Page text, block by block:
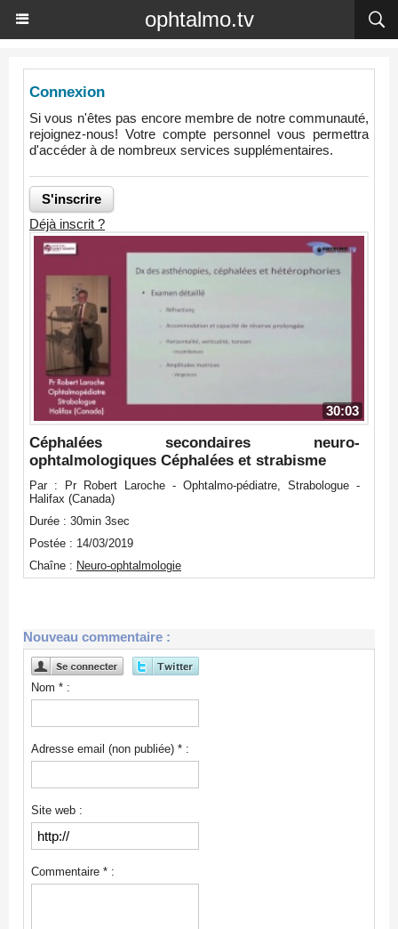
ophtalmo.tv
Connexion
Si vous n'êtes pas encore membre de notre communauté,
rejoignez-nous! Votre compte personnel vous permettra
d'accéder à de nombreux services supplémentaires.
Déjà inscrit ?
30:03
Céphalées secondaires neuro-
ophtalmologiques Céphalées et strabisme
Par : Pr Robert Laroche - Ophtalmo-pédiatre, Strabologue -
Halifax (Canada)
Durée : 30min 3sec
Postée : 14/03/2019
Chaîne : Neuro-ophtalmologie
Nouveau commentaire :
Nom * :
Adresse email (non publiée) * :
Site web :
Commentaire * :